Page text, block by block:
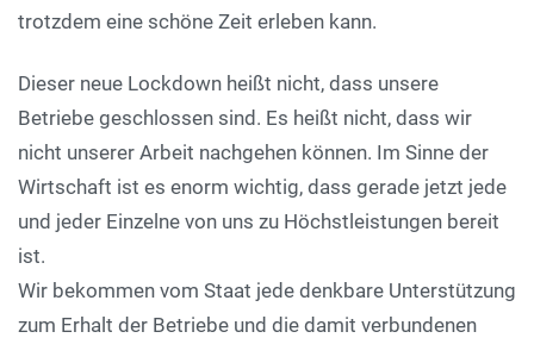
trotzdem eine schöne Zeit erleben kann.
Dieser neue Lockdown heißt nicht, dass unsere
Betriebe geschlossen sind. Es heißt nicht, dass wir
nicht unserer Arbeit nachgehen können. Im Sinne der
Wirtschaft ist es enorm wichtig, dass gerade jetzt jede
und jeder Einzelne von uns zu Höchstleistungen bereit
ist.
Wir bekommen vom Staat jede denkbare Unterstützung
zum Erhalt der Betriebe und die damit verbundenen